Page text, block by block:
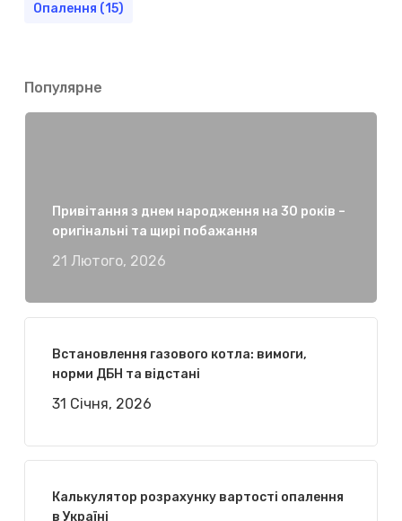
Опалення (15)
Популярне
Привітання з днем народження на 30 років –
оригінальні та щирі побажання
21 Лютого, 2026
Встановлення газового котла: вимоги,
норми ДБН та відстані
31 Січня, 2026
Калькулятор розрахунку вартості опалення
в Україні